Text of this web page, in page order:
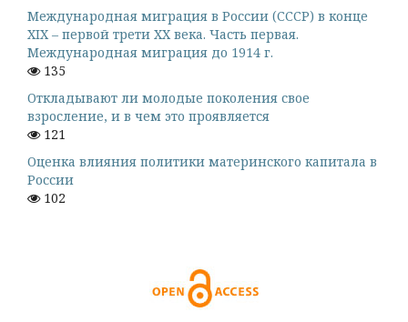
Международная миграция в России (СССР) в конце
XIX – первой трети XX века. Часть первая.
Международная миграция до 1914 г.
135
Откладывают ли молодые поколения свое
взросление, и в чем это проявляется
121
Оценка влияния политики материнского капитала в
России
102